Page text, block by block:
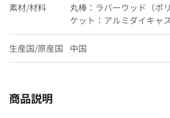
素材/材料
丸棒：ラバーウッド（ポ
ケット：アルミダイキャ
生産国/原産国 中国
商品説明